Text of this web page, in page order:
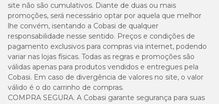
site não são cumulativos. Diante de duas ou mais
promoções, será necessário optar por aquela que melhor
lhe convém, isentando a Cobasi de qualquer
responsabilidade nesse sentido. Preços e condições de
pagamento exclusivos para compras via internet, podendo
variar nas lojas físicas. Todas as regras e promoções são
válidas apenas para produtos vendidos e entregues pela
Cobasi. Em caso de divergência de valores no site, o valor
válido é o do carrinho de compras.
COMPRA SEGURA. A Cobasi garante segurança para suas